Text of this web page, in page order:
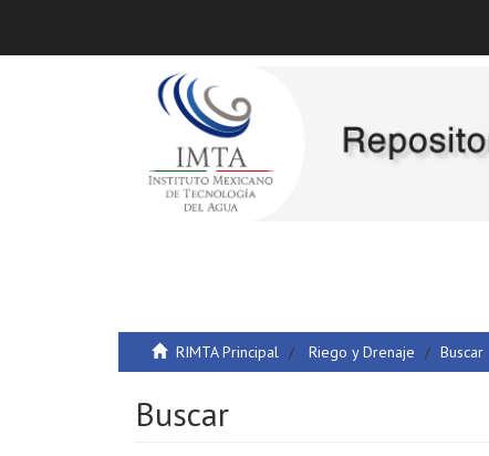
RIMTA Principal Riego y Drenaje Buscar
Buscar